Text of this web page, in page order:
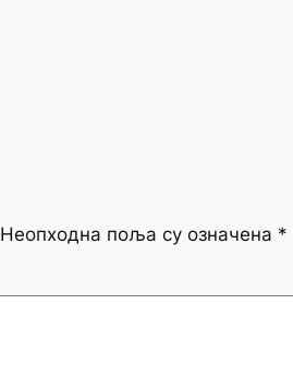
Неопходна поља су означена *